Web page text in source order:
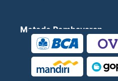
Metode Pembayaran